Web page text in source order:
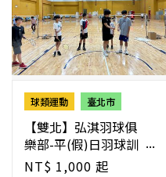
球類運動 臺北市
【雙北】弘淇羽球俱
樂部-平(假)日羽球訓
練課程
NT$ 1,000 起